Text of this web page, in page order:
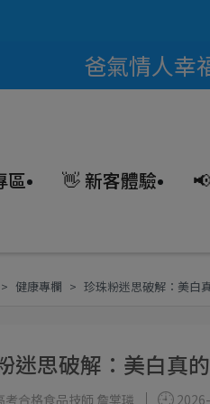
爸氣情人幸
區 👋 新客體驗
健康專欄 珍珠粉迷思破解：美白
迷思破解：美白真
考合格食品技師 詹棠璘